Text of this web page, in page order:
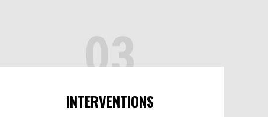
03
INTERVENTIONS